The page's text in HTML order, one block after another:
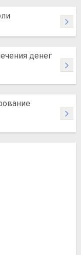
денег